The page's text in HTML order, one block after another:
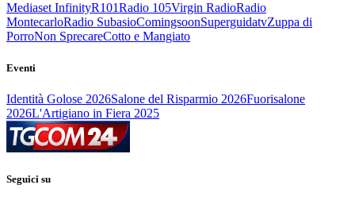
Mediaset InfinityR101Radio 105Virgin RadioRadio
MontecarloRadio SubasioComingsoonSuperguidatvZuppa di
PorroNon SprecareCotto e Mangiato
Eventi
Identità Golose 2026Salone del Risparmio 2026Fuorisalone
2026L'Artigiano in Fiera 2025
Seguici su